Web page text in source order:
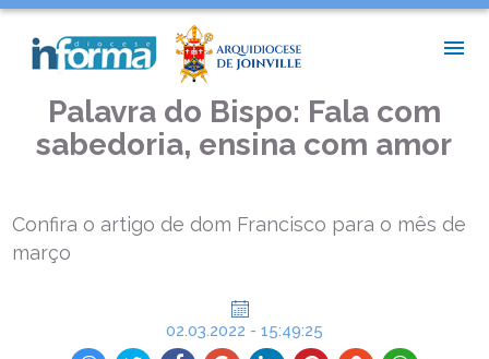
PALAVRA DO BISPO: FALA COM SABEDORIA, ENSINA COM AMOR
Palavra do Bispo: Fala com
sabedoria, ensina com amor
Confira o artigo de dom Francisco para o mês de
março
02.03.2022 - 15:49:25